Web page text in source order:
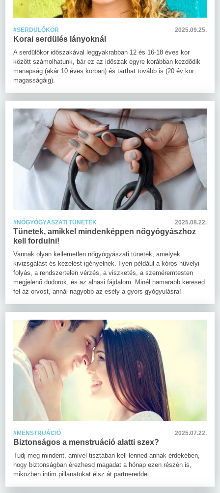
#SERDÜLŐKOR 2025.09.25.
Korai serdülés lányoknál
A serdülőkor időszakával leggyakrabban 12 és 16-18 éves kor
között számolhatunk, bár ez az időszak egyre korábban kezdődik
manapság (akár 10 éves korban) és tarthat tovább is (20 év kor
magasságáig).
#NŐGYÓGYÁSZATI TÜNETEK 2025.08.22.
Tünetek, amikkel mindenképpen nőgyógyászhoz
kell fordulni!
Vannak olyan kellemetlen nőgyógyászati tünetek, amelyek
kivizsgálást és kezelést igényelnek. Ilyen például a kóros hüvelyi
folyás, a rendszertelen vérzés, a viszketés, a szeméremtesten
megjelenő dudorok, és az alhasi fájdalom. Minél hamarabb keresed
fel az orvost, annál nagyobb az esély a gyors gyógyulásra!
#MENSTRUÁCIÓ 2025.07.22.
Biztonságos a menstruáció alatti szex?
Tudj meg mindent, amivel tisztában kell lenned annak érdekében,
hogy biztonságban érezhesd magadat a hónap ezen részén is,
miközben intim pillanatokat élsz át partnereddel.